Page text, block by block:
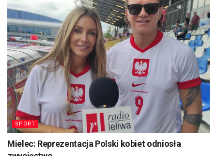
SPORT
Mielec: Reprezentacja Polski kobiet odniosła